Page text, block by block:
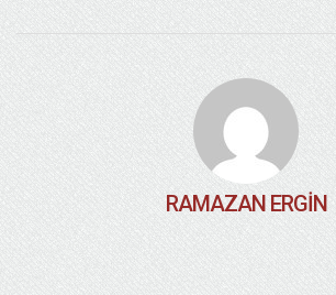
RAMAZAN ERGIN